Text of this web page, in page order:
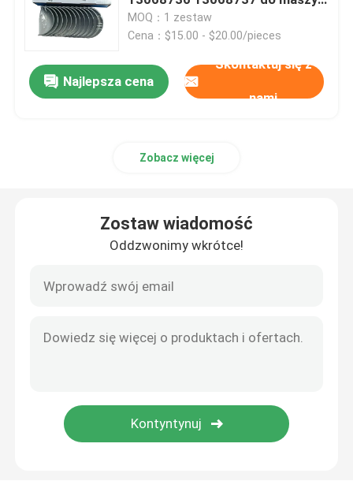
Części zamienne Sdlg
Części zamienne Komatsu
Filtry urządzeń budowlanych
Części zamienne XCMG
Części zamienne Sinotruk
Sany Części zamienne
budowlanych
MOQ：1 zestaw
Cena：$15.00 - $20.00/pieces
Najlepsza cena
Skontaktuj się z
nami
Zobacz więcej
Zostaw wiadomość
Oddzwonimy wkrótce!